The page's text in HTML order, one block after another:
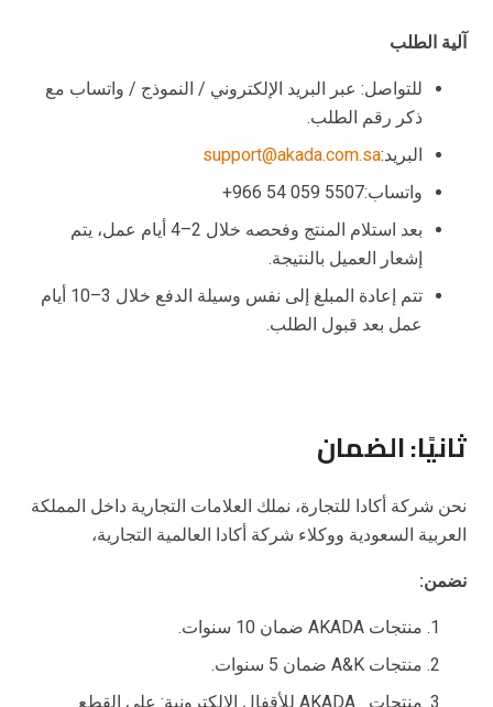
آلية الطلب
للتواصل: عبر البريد الإلكتروني / النموذج / واتساب مع
ذكر رقم الطلب.
البريد:support@akada.com.sa
واتساب:5507 059 54 966+
بعد استلام المنتج وفحصه خلال 2–4 أيام عمل، يتم
إشعار العميل بالنتيجة.
تتم إعادة المبلغ إلى نفس وسيلة الدفع خلال 3–10 أيام
عمل بعد قبول الطلب.
ثانيًا: الضمان
نحن شركة أكادا للتجارة، نملك العلامات التجارية داخل المملكة
العربية السعودية ووكلاء شركة أكادا العالمية التجارية،
نضمن:
منتجات AKADA ضمان 10 سنوات.
منتجات A&K ضمان 5 سنوات.
منتجات AKADA للأقفال الإلكترونية: على القطع